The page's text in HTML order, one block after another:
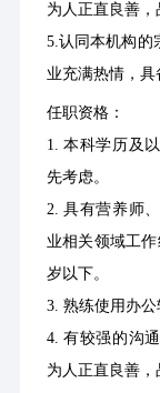
为人正直良善，
5.认同本机构的
业充满热情，具
任职资格：
1. 本科学历及
先考虑。
2. 具有营养师
业相关领域工
岁以下。
3. 熟练使用办公
4. 有较强的沟
为人正直良善，